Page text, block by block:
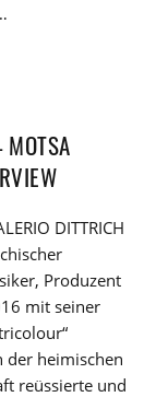
DITTRICH
Produzent
mit seiner
der heimischen
reüssierte und